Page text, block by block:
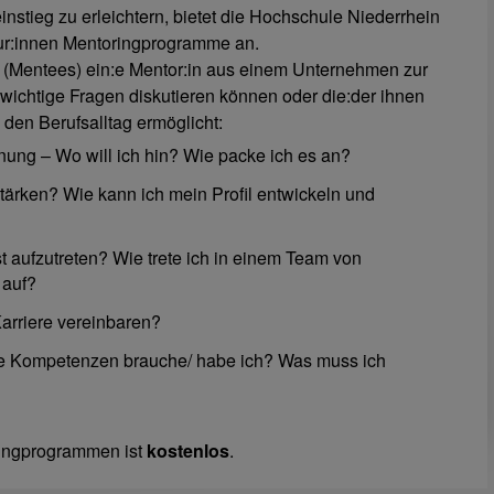
zu erleichtern, bietet die Hochschule Niederrhein
Mentoringprogramme an.
ein:e Mentor:in aus einem Unternehmen zur
Fragen diskutieren können oder die:der ihnen
Berufsalltag ermöglicht:
– Wo will ich hin? Wie packe ich es an?
Wie kann ich mein Profil entwickeln und
Wie trete ich in einem Team von
vereinbaren?
Kompetenzen brauche/ habe ich? Was muss ich
ist kostenlos.